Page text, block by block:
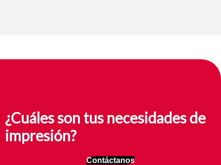
¿Cuáles son tus necesidades de
impresión?
Contáctanos